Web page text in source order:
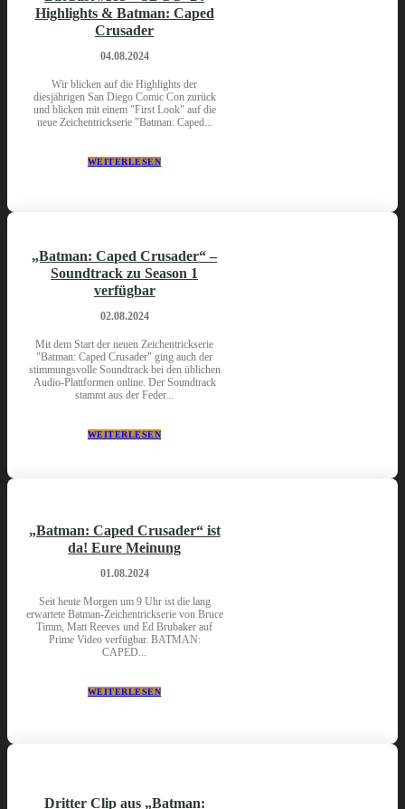
Highlights & Batman: Caped
Crusader
04.08.2024
Wir blicken auf die Highlights der
diesjährigen San Diego Comic Con zurück
und blicken mit einem "First Look" auf die
neue Zeichentrickserie "Batman: Caped...
WEITERLESEN
„Batman: Caped Crusader“ –
Soundtrack zu Season 1
verfügbar
02.08.2024
Mit dem Start der neuen Zeichentrickserie
"Batman: Caped Crusader" ging auch der
stimmungsvolle Soundtrack bei den üblichen
Audio-Plattformen online. Der Soundtrack
stammt aus der Feder...
WEITERLESEN
„Batman: Caped Crusader“ ist
da! Eure Meinung
01.08.2024
Seit heute Morgen um 9 Uhr ist die lang
erwartete Batman-Zeichentrickserie von Bruce
Timm, Matt Reeves und Ed Brubaker auf
Prime Video verfügbar. BATMAN:
CAPED...
WEITERLESEN
Dritter Clip aus „Batman: